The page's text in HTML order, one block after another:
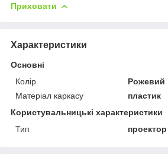
Приховати
Характеристики
Основні
Колір
Рожевий
Матеріал каркасу
пластик
Користувальницькі характеристики
Тип
проектор